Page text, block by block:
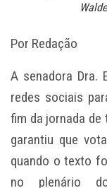
Por Redação
A senadora Dra.
redes sociais
fim da jornada de
garantiu que
quando o texto
no plenário